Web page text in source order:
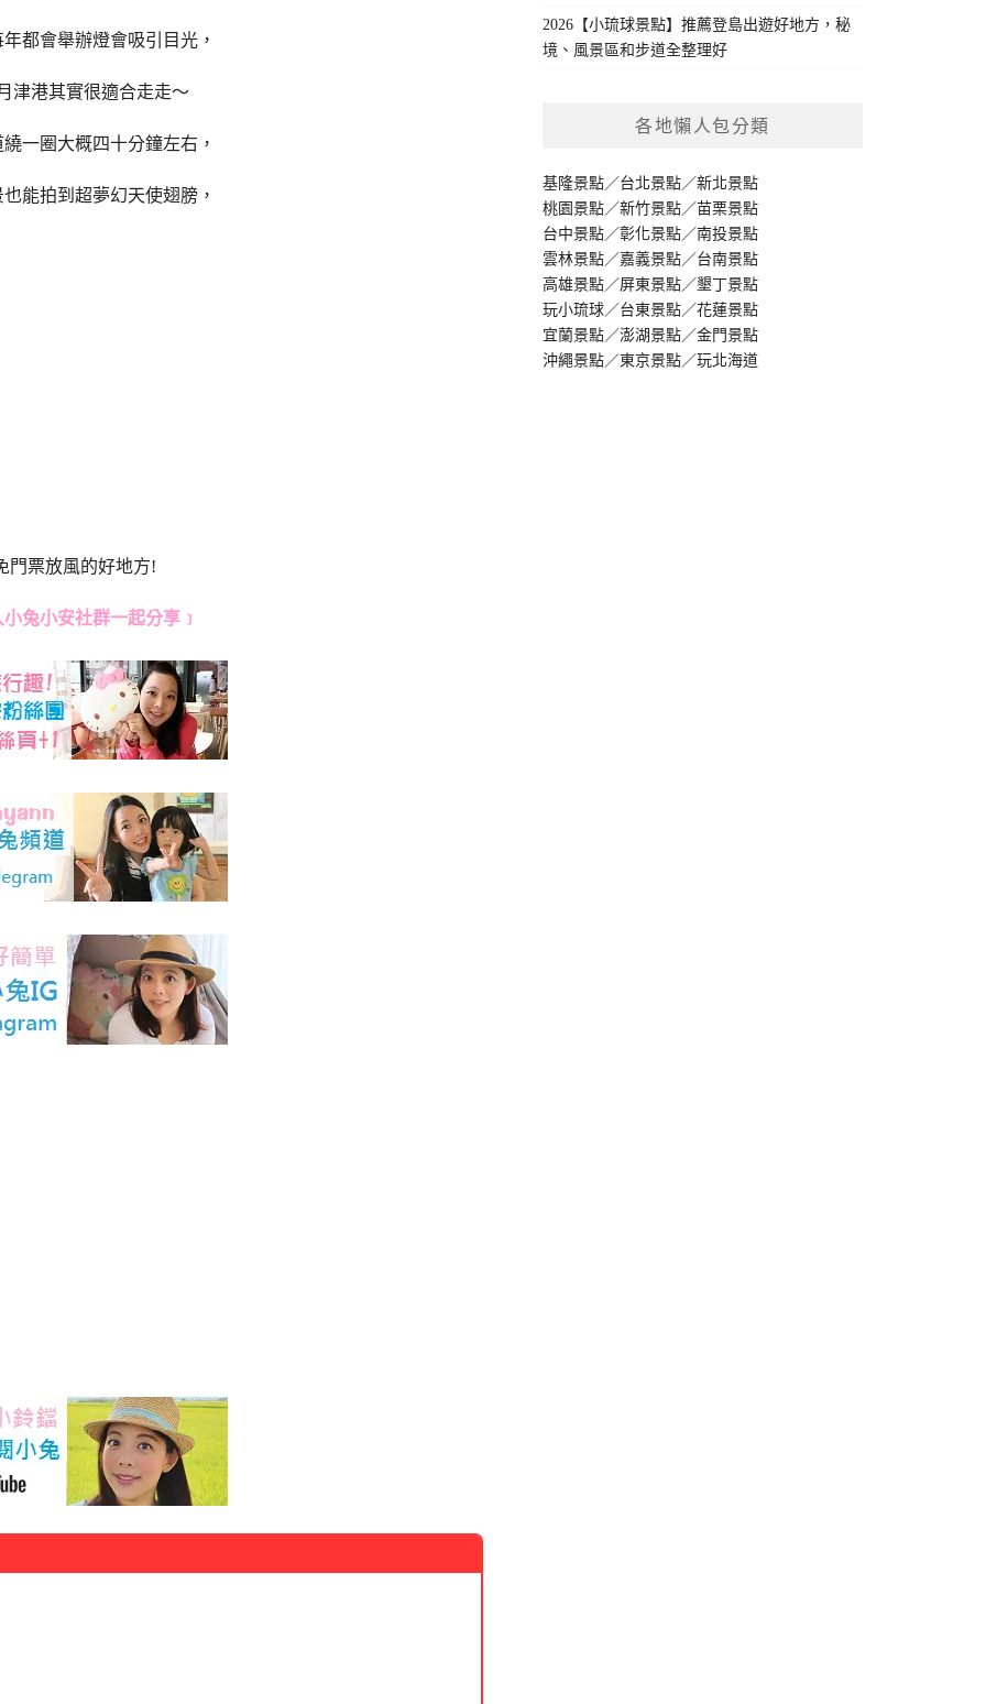
都會舉辦燈會吸引目光，
津港其實很適合走走～
一圈大概四十分鐘左右，
能拍到超夢幻天使翅膀，
門票放風的好地方!
兔小安社群一起分享﹞
2026【小琉球景點】推薦登島出遊好地方，秘
境、風景區和步道全整理好
各地懶人包分類
基隆景點／台北景點／新北景點
桃園景點／新竹景點／苗栗景點
台中景點／彰化景點／南投景點
雲林景點／嘉義景點／台南景點
高雄景點／屏東景點／墾丁景點
玩小琉球／台東景點／花蓮景點
宜蘭景點／澎湖景點／金門景點
沖繩景點／東京景點／玩北海道